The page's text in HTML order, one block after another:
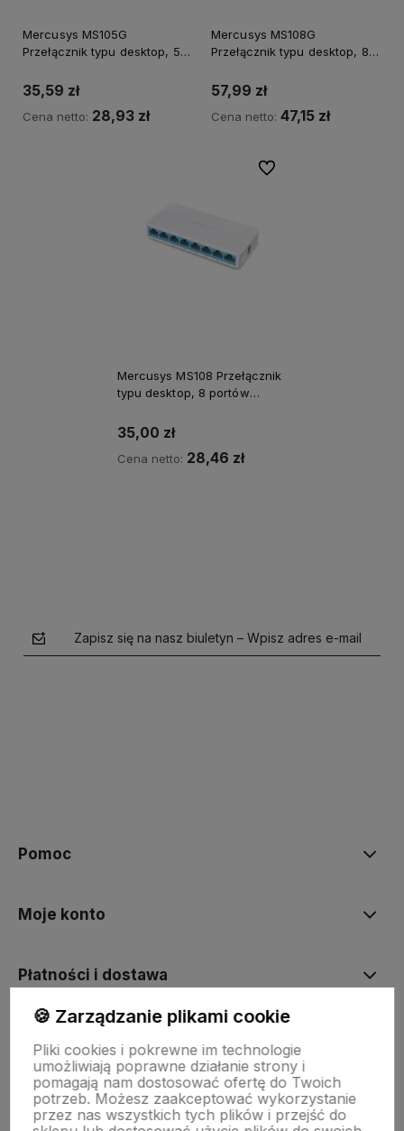
Mercusys MS105G
Przełącznik typu desktop, 5
35,59 zł
Cena netto: 28,93 zł
Mercusys MS108G
Przełącznik typu desktop, 8
57,99 zł
Cena netto: 47,15 zł
Mercusys MS108 Przełącznik
typu desktop, 8 portów
35,00 zł
Cena netto: 28,46 zł
Do ulubionych
Zapisz się na nasz biuletyn – Wpisz adres e-mail
Pomoc
Moje konto
Płatności i dostawa
O nas
🍪 Zarządzanie plikami cookie
Pliki cookies i pokrewne im technologie
umożliwiają poprawne działanie strony i
pomagają nam dostosować ofertę do Twoich
potrzeb. Możesz zaakceptować wykorzystanie
przez nas wszystkich tych plików i przejść do